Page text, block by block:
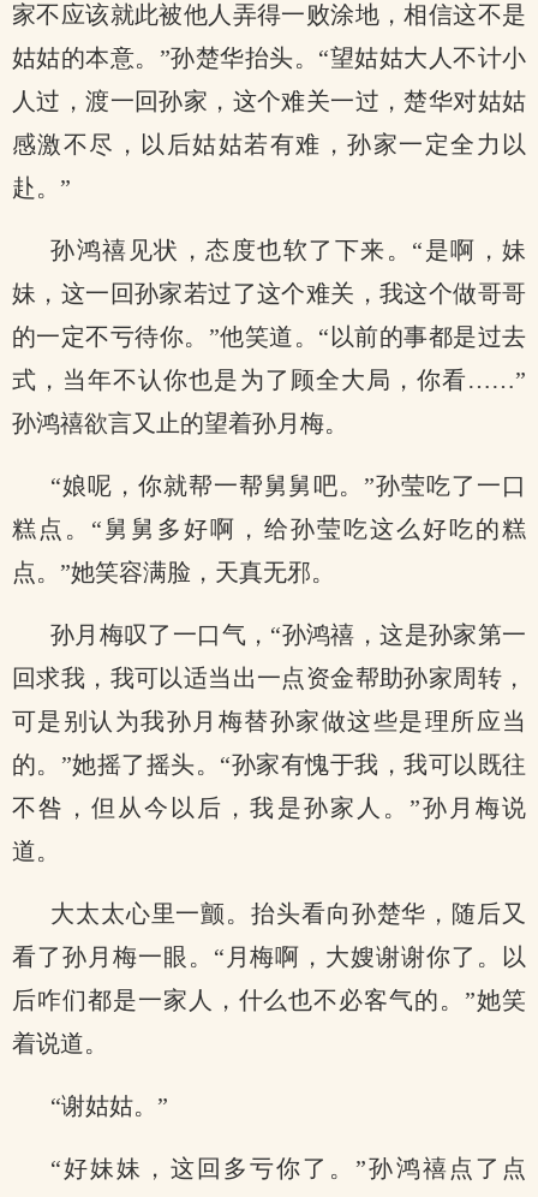
家不应该就此被他人弄得一败涂地，相信这不是
姑姑的本意。”孙楚华抬头。“望姑姑大人不计小
人过，渡一回孙家，这个难关一过，楚华对姑姑
感激不尽，以后姑姑若有难，孙家一定全力以
赴。”
孙鸿禧见状，态度也软了下来。“是啊，妹
妹，这一回孙家若过了这个难关，我这个做哥哥
的一定不亏待你。”他笑道。“以前的事都是过去
式，当年不认你也是为了顾全大局，你看……”
孙鸿禧欲言又止的望着孙月梅。
“娘呢，你就帮一帮舅舅吧。”孙莹吃了一口
糕点。“舅舅多好啊，给孙莹吃这么好吃的糕
点。”她笑容满脸，天真无邪。
孙月梅叹了一口气，“孙鸿禧，这是孙家第一
回求我，我可以适当出一点资金帮助孙家周转，
可是别认为我孙月梅替孙家做这些是理所应当
的。”她摇了摇头。“孙家有愧于我，我可以既往
不咎，但从今以后，我是孙家人。”孙月梅说
道。
大太太心里一颤。抬头看向孙楚华，随后又
看了孙月梅一眼。“月梅啊，大嫂谢谢你了。以
后咋们都是一家人，什么也不必客气的。”她笑
着说道。
“谢姑姑。”
“好妹妹，这回多亏你了。”孙鸿禧点了点